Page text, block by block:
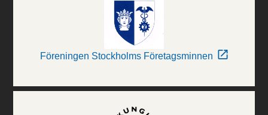
Föreningen Stockholms Företagsminnen